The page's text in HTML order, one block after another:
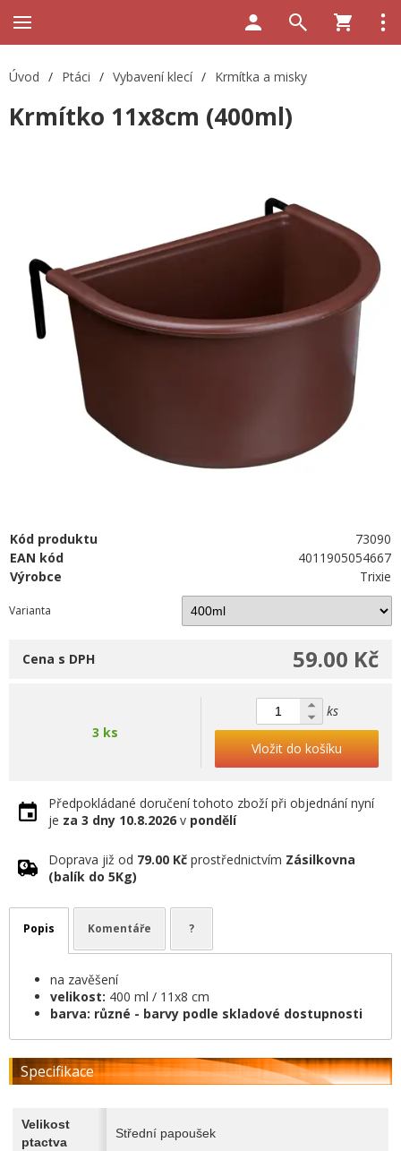
Úvod / Ptáci / Vybavení klecí / Krmítka a misky
Krmítko 11x8cm (400ml)
Kód produktu
73090
EAN kód
4011905054667
Výrobce
Trixie
Varianta
59.00 Kč
Cena s DPH
3 ks
ks
Vložit do košíku
Předpokládané doručení tohoto zboží při objednání nyní
je za 3 dny 10.8.2026 v pondělí
Doprava již od 79.00 Kč prostřednictvím Zásilkovna
(balík do 5Kg)
Popis Komentáře ?
na zavěšení
velikost: 400 ml / 11x8 cm
barva: různé - barvy podle skladové dostupnosti
Specifikace
Velikost
ptactva
Střední papoušek